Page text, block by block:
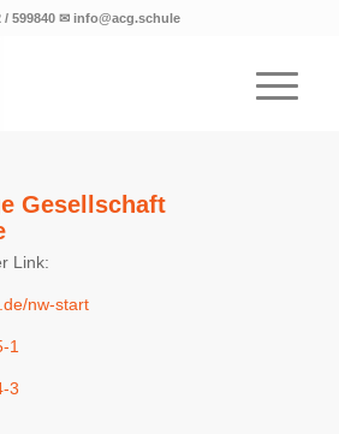
/ 599840 ✉ info@acg.schule
Gesellschaft
Link:
nw-start
1
3